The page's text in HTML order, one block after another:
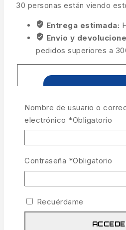
30 personas están viendo
Entrega estimada:
Envío y
pedidos superiores a
Nombre de usuario o
electrónico *Obligatorio
Contraseña *Obligatorio
Recuérdame